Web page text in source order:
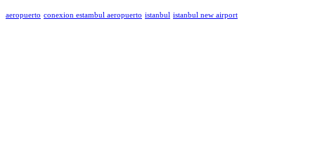
aeropuerto conexion estambul aeropuerto istanbul istanbul new airport